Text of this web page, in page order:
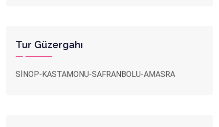
Tur Güzergahı
SİNOP-KASTAMONU-SAFRANBOLU-AMASRA